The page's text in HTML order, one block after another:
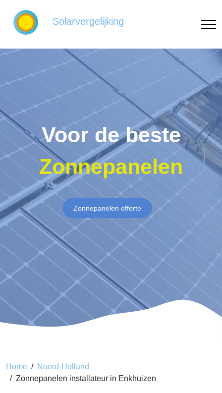
Solarvergelijking
Voor de beste
Zonnepanelen
Zonnepanelen offerte
Home
Noord-Holland
Zonnepanelen installateur in Enkhuizen